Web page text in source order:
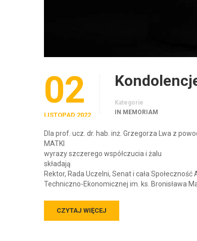
02
LISTOPAD 2022
Kategorie
IN MEMORIAM
Dla prof. ucz. dr. hab. inż. Grzegorza Lwa z
MATKI
wyrazy szczerego współczucia i żalu
składają
Rektor, Rada Uczelni, Senat i cała
Techniczno-Ekonomicznej im. ks. Bronisława
CZYTAJ WIĘCEJ